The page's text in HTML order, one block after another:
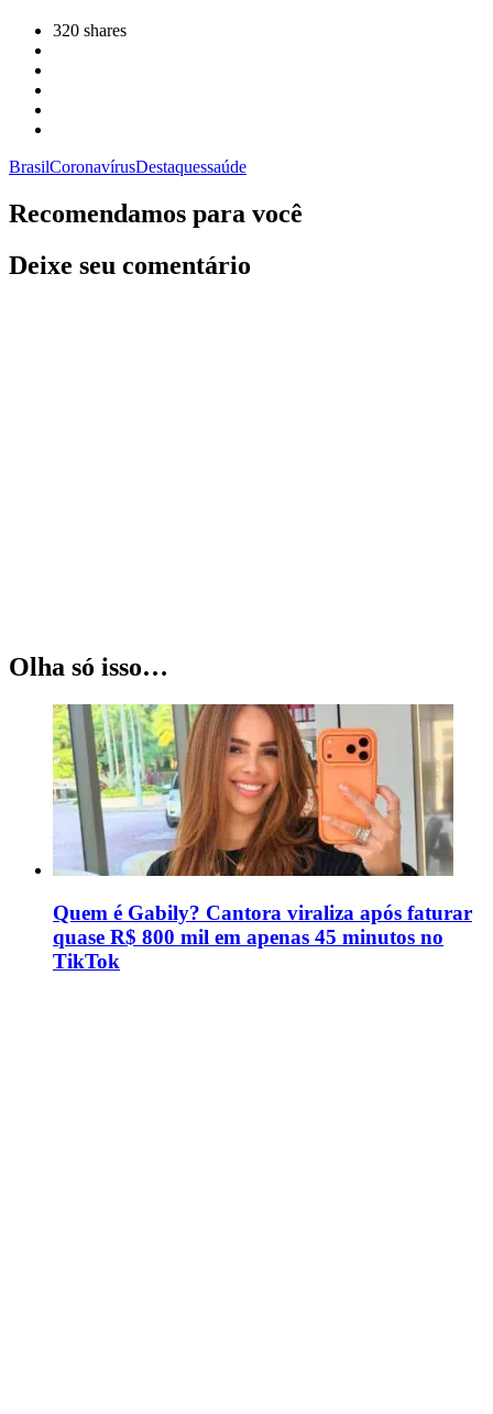
320 shares
BrasilCoronavírusDestaquessaúde
Recomendamos para você
Deixe seu comentário
Olha só isso…
Quem é Gabily? Cantora viraliza após faturar
quase R$ 800 mil em apenas 45 minutos no
TikTok